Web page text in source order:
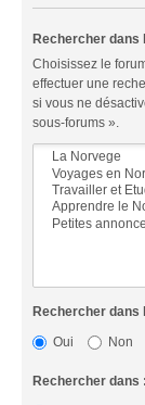
Rechercher dans
Choisissez le
effectuer une
si vous ne
sous-forums ».
Rechercher dans
Oui
Non
Rechercher dans :